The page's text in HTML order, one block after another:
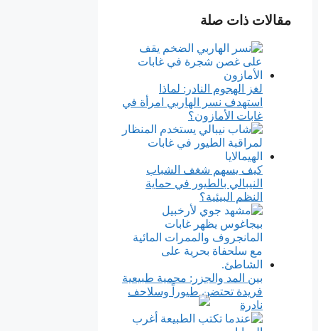
مقالات ذات صلة
لغز الهجوم النادر: لماذا
استهدف نسر الهاربي امرأة في
غابات الأمازون؟
كيف يسهم شغف الشباب
النيبالي بالطيور في حماية
النظم البيئية؟
بين المد والجزر: محمية طبيعية
فريدة تحتضن طيوراً وسلاحف
نادرة